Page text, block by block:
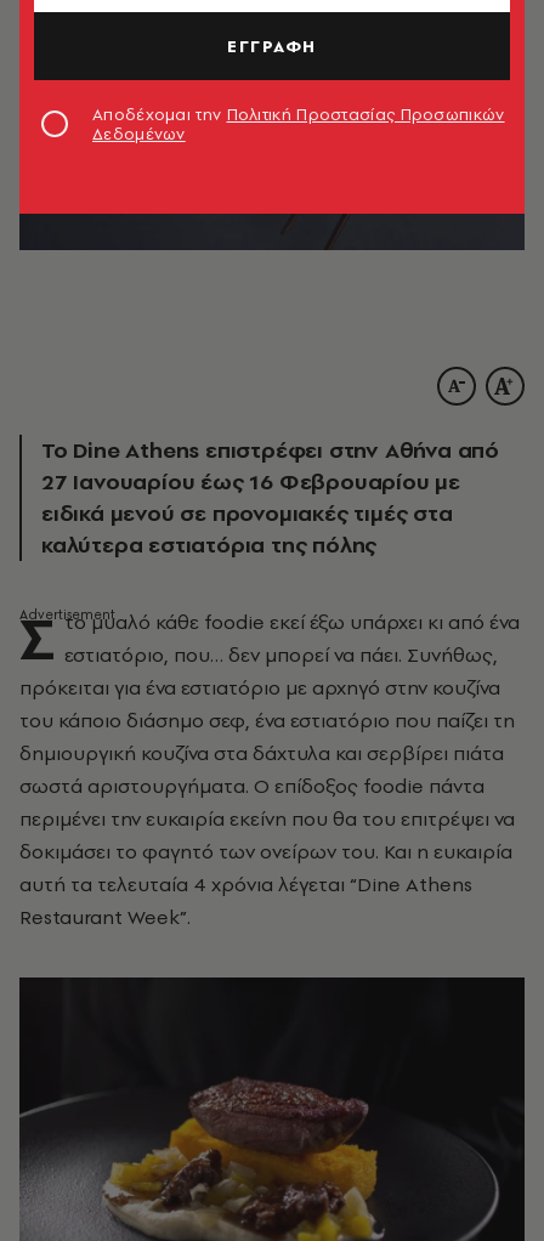
Το Dine Athens επιστρέφει στην Αθήνα από
27 Ιανουαρίου έως 16 Φεβρουαρίου με
ειδικά μενού σε προνομιακές τιμές στα
καλύτερα εστιατόρια της πόλης
Σ το μυαλό κάθε foodie εκεί έξω υπάρχει κι από ένα
εστιατόριο, που… δεν μπορεί να πάει. Συνήθως,
πρόκειται για ένα εστιατόριο με αρχηγό στην κουζίνα
του κάποιο διάσημο σεφ, ένα εστιατόριο που παίζει τη
δημιουργική κουζίνα στα δάχτυλα και σερβίρει πιάτα
σωστά αριστουργήματα. Ο επίδοξος foodie πάντα
περιμένει την ευκαιρία εκείνη που θα του επιτρέψει να
δοκιμάσει το φαγητό των ονείρων του. Και η ευκαιρία
αυτή τα τελευταία 4 χρόνια λέγεται “Dine Athens
Restaurant Week”.
ΕΓΓΡΑΦΗ
Αποδέχομαι την Πολιτική Προστασίας Προσωπικών
Δεδομένων